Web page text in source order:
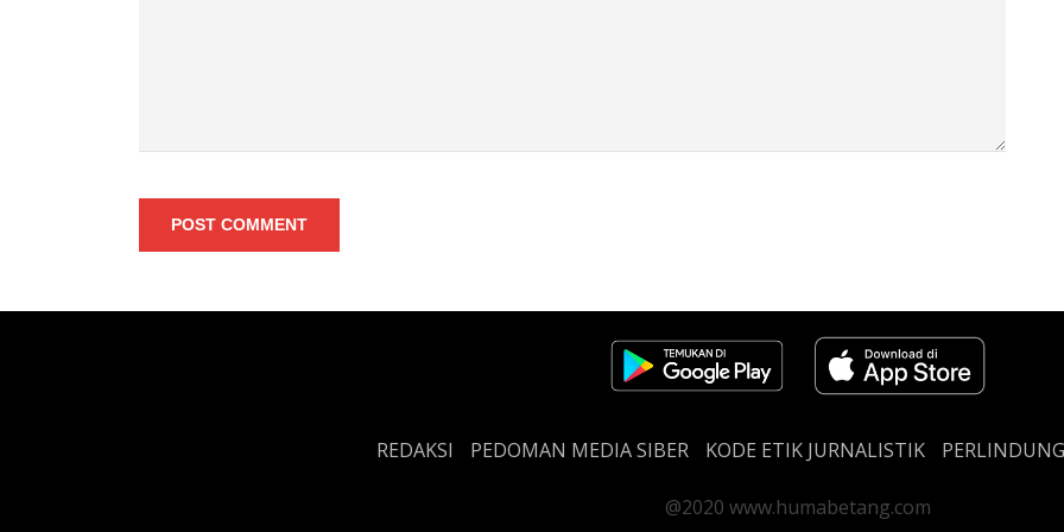
POST COMMENT
REDAKSI PEDOMAN MEDIA SIBER KODE ETIK JURNALISTIK
@2020 www.humabetang.com